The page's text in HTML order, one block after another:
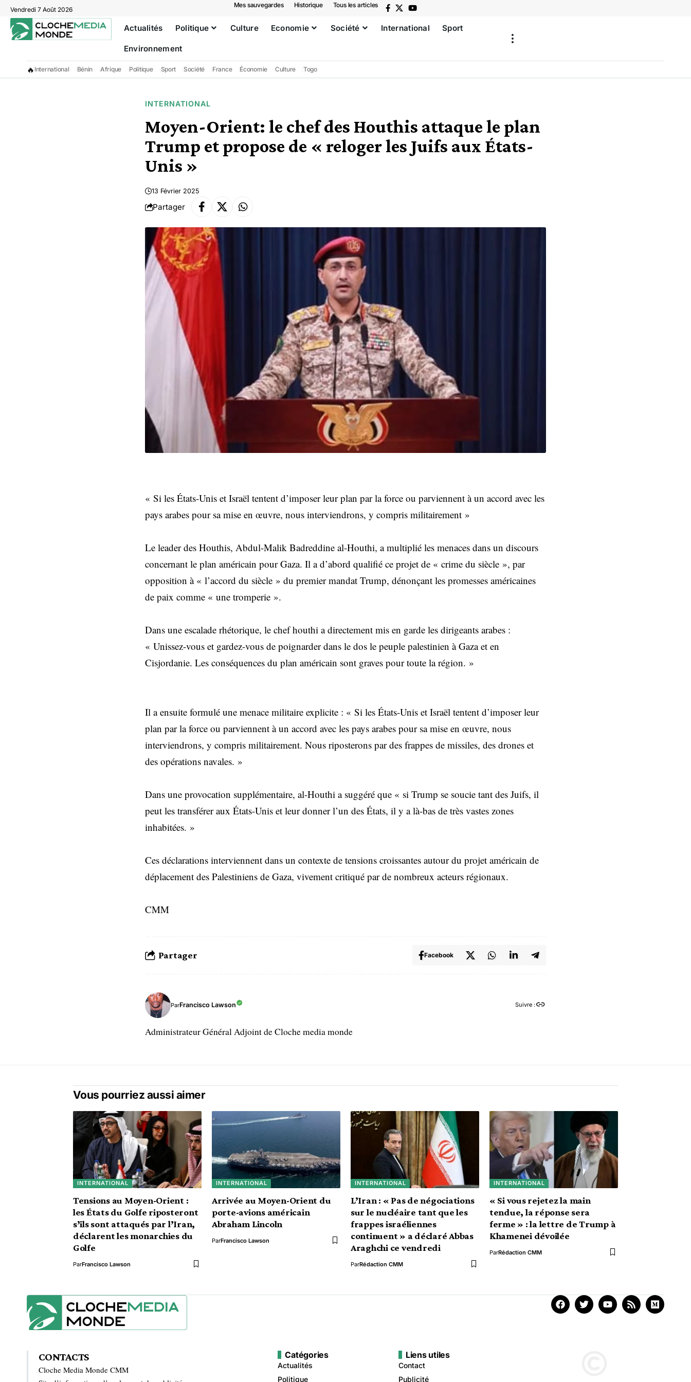
Vendredi 7 Août 2026
Mes sauvegardes Historique Tous les articles
Actualités Politique Culture Economie Société International Sport
Environnement
🔥 International Bénin Afrique Politique Sport Société France Économie Culture Togo
INTERNATIONAL
Moyen-Orient: le chef des Houthis attaque le plan
Trump et propose de « reloger les Juifs aux États-
Unis »
13 Février 2025
Partager
« Si les États-Unis et Israël tentent d’imposer leur plan par la force ou parviennent à un accord avec les
pays arabes pour sa mise en œuvre, nous interviendrons, y compris militairement »
Le leader des Houthis, Abdul-Malik Badreddine al-Houthi, a multiplié les menaces dans un discours
concernant le plan américain pour Gaza. Il a d’abord qualifié ce projet de « crime du siècle », par
opposition à « l’accord du siècle » du premier mandat Trump, dénonçant les promesses américaines
de paix comme « une tromperie ».
Dans une escalade rhétorique, le chef houthi a directement mis en garde les dirigeants arabes :
« Unissez-vous et gardez-vous de poignarder dans le dos le peuple palestinien à Gaza et en
Cisjordanie. Les conséquences du plan américain sont graves pour toute la région. »
Il a ensuite formulé une menace militaire explicite : « Si les États-Unis et Israël tentent d’imposer leur
plan par la force ou parviennent à un accord avec les pays arabes pour sa mise en œuvre, nous
interviendrons, y compris militairement. Nous riposterons par des frappes de missiles, des drones et
des opérations navales. »
Dans une provocation supplémentaire, al-Houthi a suggéré que « si Trump se soucie tant des Juifs, il
peut les transférer aux États-Unis et leur donner l’un des États, il y a là-bas de très vastes zones
inhabitées. »
Ces déclarations interviennent dans un contexte de tensions croissantes autour du projet américain de
déplacement des Palestiniens de Gaza, vivement critiqué par de nombreux acteurs régionaux.
CMM
Partager Facebook
ParFrancisco Lawson Suivre :
Administrateur Général Adjoint de Cloche media monde
Vous pourriez aussi aimer
INTERNATIONAL
Tensions au Moyen-Orient :
les États du Golfe riposteront
s’ils sont attaqués par l’Iran,
déclarent les monarchies du
Golfe
ParFrancisco Lawson
INTERNATIONAL
Arrivée au Moyen-Orient du
porte-avions américain
Abraham Lincoln
ParFrancisco Lawson
INTERNATIONAL
L’Iran : « Pas de négociations
sur le nucléaire tant que les
frappes israéliennes
continuent » a déclaré Abbas
Araghchi ce vendredi
ParRédaction CMM
INTERNATIONAL
« Si vous rejetez la main
tendue, la réponse sera
ferme » : la lettre de Trump à
Khamenei dévoilée
ParRédaction CMM
CONTACTS
Cloche Media Monde CMM
Catégories
Actualités
Politique
Liens utiles
Contact
Publicité